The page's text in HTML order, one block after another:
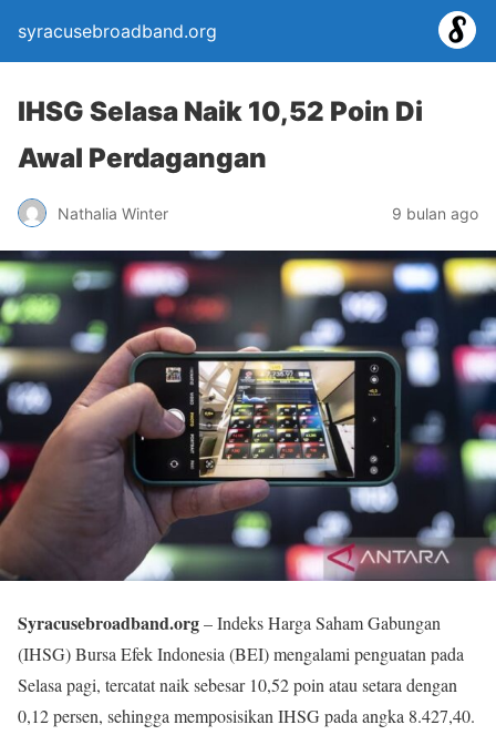
syracusebroadband.org
IHSG Selasa Naik 10,52 Poin Di
Awal Perdagangan
Nathalia Winter 9 bulan ago
Syracusebroadband.org– Indeks Harga Saham Gabungan
(IHSG) Bursa Efek Indonesia (BEI) mengalami penguatan pada
Selasa pagi, tercatat naik sebesar 10,52 poin atau setara dengan
0,12 persen, sehingga memposisikan IHSG pada angka 8.427,40.